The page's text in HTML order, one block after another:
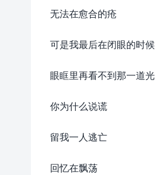
无法在愈合的疮
可是我最后在闭眼的时候
眼眶里再看不到那一道光
你为什么说谎
留我一人逃亡
回忆在飘荡